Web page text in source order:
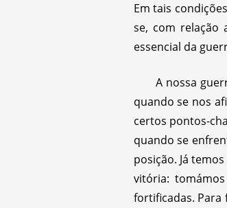
Em tais
se, com relação
essencial da
A nossa
quando se nos
certos pontos-
quando se
posição. Já
vitória:
fortificadas. Para